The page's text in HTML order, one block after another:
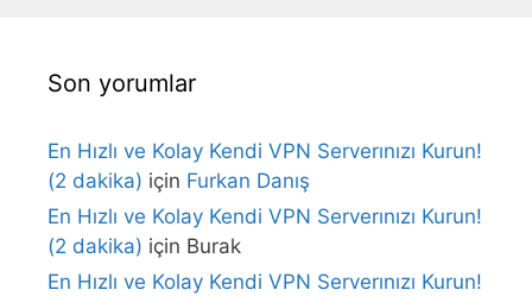
Son yorumlar
En Hızlı ve Kolay Kendi VPN Serverınızı Kurun!
(2 dakika) için Furkan Danış
En Hızlı ve Kolay Kendi VPN Serverınızı Kurun!
(2 dakika) için Burak
En Hızlı ve Kolay Kendi VPN Serverınızı Kurun!